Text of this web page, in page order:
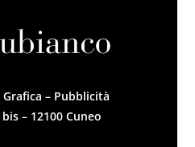
– Pubblicità
– 12100 Cuneo